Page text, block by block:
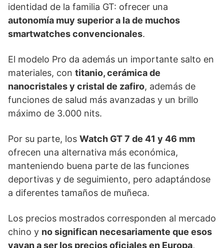
identidad de la familia GT: ofrecer una
autonomía muy superior a la de muchos
smartwatches convencionales.
El modelo Pro da además un importante salto en
materiales, con titanio, cerámica de
nanocristales y cristal de zafiro, además de
funciones de salud más avanzadas y un brillo
máximo de 3.000 nits.
Por su parte, los Watch GT 7 de 41 y 46 mm
ofrecen una alternativa más económica,
manteniendo buena parte de las funciones
deportivas y de seguimiento, pero adaptándose
a diferentes tamaños de muñeca.
Los precios mostrados corresponden al mercado
chino y no significan necesariamente que esos
vayan a ser los precios oficiales en Europa,